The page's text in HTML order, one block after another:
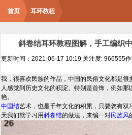
首页 耳环教程
斜卷结耳环教程图解，手工编织
更新时间：2021-06-17 10:19 关注度: 966555
我，很喜欢民族的作品，中国的民俗文化都是
人感觉到历史文化的积淀。特别是首饰，例如那
艳。
中国结艺术，也是千年文化的积累，只要您有
天我们就学习用斜卷结的做法，来编一对民族风